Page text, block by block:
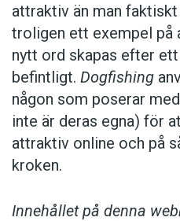
attraktiv än man faktiskt
troligen ett exempel på
nytt ord skapas efter
befintligt. Dogfishing
någon som poserar
inte är deras egna) för
attraktiv online och på
kroken.
Innehållet på denna